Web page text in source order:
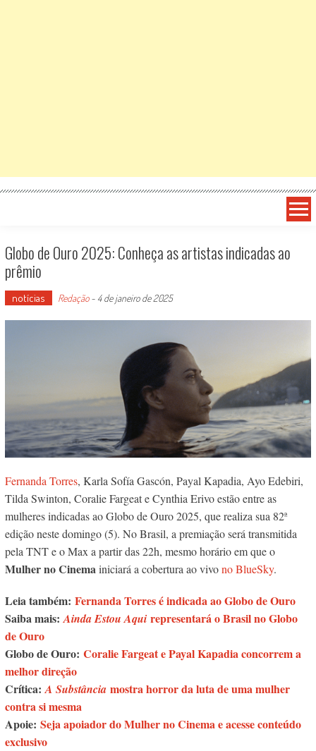
Globo de Ouro 2025: Conheça as artistas indicadas ao
prêmio
notícias Redação- 4 de janeiro de 2025
Fernanda Torres, Karla Sofía Gascón, Payal Kapadia, Ayo Edebiri,
Tilda Swinton, Coralie Fargeat e Cynthia Erivo estão entre as
mulheres indicadas ao Globo de Ouro 2025, que realiza sua 82ª
edição neste domingo (5). No Brasil, a premiação será transmitida
pela TNT e o Max a partir das 22h, mesmo horário em que o
Mulher no Cinemainiciará a cobertura ao vivono BlueSky.
Leia também: Fernanda Torres é indicada ao Globo de Ouro
Saiba mais:Ainda Estou Aquirepresentará o Brasil no Globo
de Ouro
Globo de Ouro: Coralie Fargeat e Payal Kapadia concorrem a
melhor direção
Crítica:A Substânciamostra horror da luta de uma mulher
contra si mesma
Apoie: Seja apoiador do Mulher no Cinema e acesse conteúdo
exclusivo